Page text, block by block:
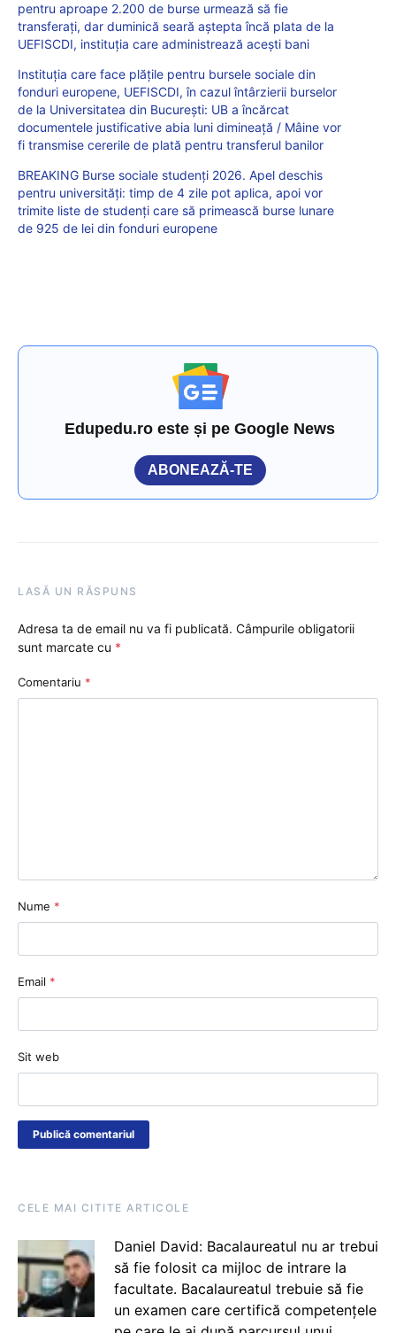
pentru aproape 2.200 de burse urmează să fie
transferați, dar duminică seară aștepta încă plata de la
UEFISCDI, instituția care administrează acești bani
Instituția care face plățile pentru bursele sociale din
fonduri europene, UEFISCDI, în cazul întârzierii burselor
de la Universitatea din București: UB a încărcat
documentele justificative abia luni dimineață / Mâine vor
fi transmise cererile de plată pentru transferul banilor
BREAKING Burse sociale studenți 2026. Apel deschis
pentru universități: timp de 4 zile pot aplica, apoi vor
trimite liste de studenți care să primească burse lunare
de 925 de lei din fonduri europene
Edupedu.ro este și pe Google News
ABONEAZĂ-TE
LASĂ UN RĂSPUNS
Adresa ta de email nu va fi publicată. Câmpurile obligatorii
sunt marcate cu *
Comentariu *
Nume *
Email *
Sit web
CELE MAI CITITE ARTICOLE
Daniel David: Bacalaureatul nu ar trebui
să fie folosit ca mijloc de intrare la
facultate. Bacalaureatul trebuie să fie
un examen care certifică competențele